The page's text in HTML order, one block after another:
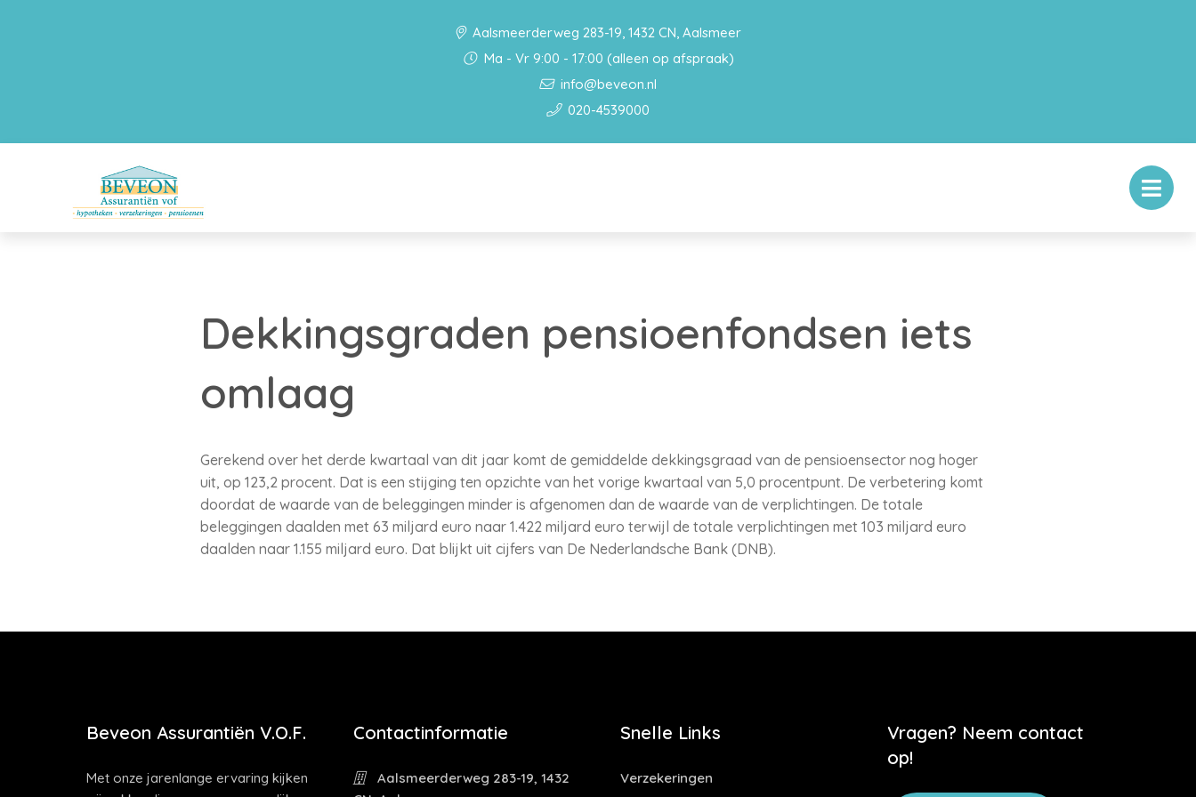
Aalsmeerderweg 283-19, 1432 CN, Aalsmeer
Ma - Vr 9:00 - 17:00 (alleen op afspraak)
info@beveon.nl
020-4539000
Dekkingsgraden pensioenfondsen iets
omlaag
Gerekend over het derde kwartaal van dit jaar komt de gemiddelde dekkingsgraad van de pensioensector nog hoger
uit, op 123,2 procent. Dat is een stijging ten opzichte van het vorige kwartaal van 5,0 procentpunt. De verbetering komt
doordat de waarde van de beleggingen minder is afgenomen dan de waarde van de verplichtingen. De totale
beleggingen daalden met 63 miljard euro naar 1.422 miljard euro terwijl de totale verplichtingen met 103 miljard euro
daalden naar 1.155 miljard euro. Dat blijkt uit cijfers van De Nederlandsche Bank (DNB).
Beveon Assurantiën V.O.F.
Met onze jarenlange ervaring kijken
Contactinformatie
Aalsmeerderweg 283-19, 1432
Snelle Links
Verzekeringen
Vragen? Neem contact
op!